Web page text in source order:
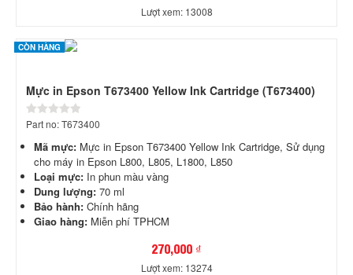
Lượt xem: 13008
CÒN HÀNG
Mực in Epson T673400 Yellow Ink Cartridge (T673400)
Part no: T673400
Mã mực: Mực in Epson T673400 Yellow Ink Cartridge, Sử dụng
cho máy in Epson L800, L805, L1800, L850
Loại mực: In phun màu vàng
Dung lượng: 70 ml
Bảo hành: Chính hãng
Giao hàng: Miễn phí TPHCM
270,000 ₫
Lượt xem: 13274